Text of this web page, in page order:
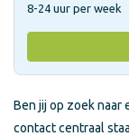
8-24 uur per week
Ben jij op zoek naar
contact centraal